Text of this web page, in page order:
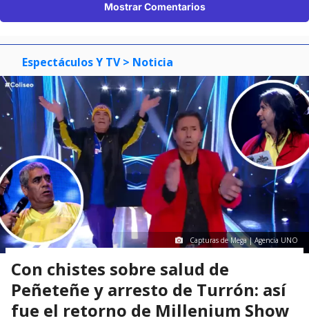
Mostrar Comentarios
Espectáculos Y TV > Noticia
Capturas de Mega | Agencia UNO
Con chistes sobre salud de
Peñeteñe y arresto de Turrón: así
fue el retorno de Millenium Show